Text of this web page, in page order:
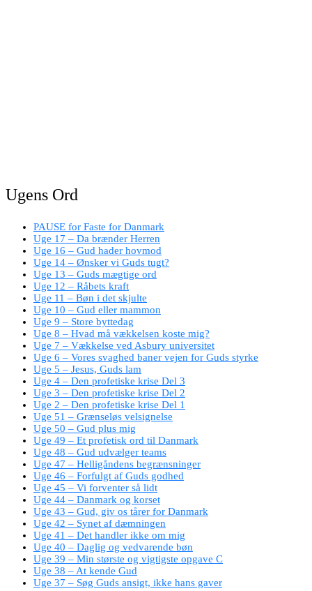
Ugens Ord
PAUSE for Faste for Danmark
Uge 17 – Da brænder Herren
Uge 16 – Gud hader hovmod
Uge 14 – Ønsker vi Guds tugt?
Uge 13 – Guds mægtige ord
Uge 12 – Råbets kraft
Uge 11 – Bøn i det skjulte
Uge 10 – Gud eller mammon
Uge 9 – Store byttedag
Uge 8 – Hvad må vækkelsen koste mig?
Uge 7 – Vækkelse ved Asbury universitet
Uge 6 – Vores svaghed baner vejen for Guds styrke
Uge 5 – Jesus, Guds lam
Uge 4 – Den profetiske krise Del 3
Uge 3 – Den profetiske krise Del 2
Uge 2 – Den profetiske krise Del 1
Uge 51 – Grænseløs velsignelse
Uge 50 – Gud plus mig
Uge 49 – Et profetisk ord til Danmark
Uge 48 – Gud udvælger teams
Uge 47 – Helligåndens begrænsninger
Uge 46 – Forfulgt af Guds godhed
Uge 45 – Vi forventer så lidt
Uge 44 – Danmark og korset
Uge 43 – Gud, giv os tårer for Danmark
Uge 42 – Synet af dæmningen
Uge 41 – Det handler ikke om mig
Uge 40 – Daglig og vedvarende bøn
Uge 39 – Min største og vigtigste opgave C
Uge 38 – At kende Gud
Uge 37 – Søg Guds ansigt, ikke hans gaver